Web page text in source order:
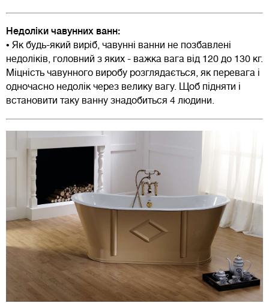
Недоліки чавунних ванн:
• Як будь-який виріб, чавунні ванни не позбавлені
недоліків, головний з яких - важка вага від 120 до 130 кг.
Міцність чавунного виробу розглядається, як перевага і
одночасно недолік через велику вагу. Щоб підняти і
встановити таку ванну знадобиться 4 людини.